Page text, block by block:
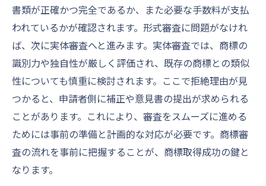
書類が正確かつ完全であるか、また必要な手数料が支払
われているかが確認されます。形式審査に問題がなけれ
ば、次に実体審査へと進みます。実体審査では、商標の
識別力や独自性が厳しく評価され、既存の商標との類似
性についても慎重に検討されます。ここで拒絶理由が見
つかると、申請者側に補正や意見書の提出が求められる
ことがあります。これにより、審査をスムーズに進める
ためには事前の準備と計画的な対応が必要です。商標審
査の流れを事前に把握することが、商標取得成功の鍵と
なります。